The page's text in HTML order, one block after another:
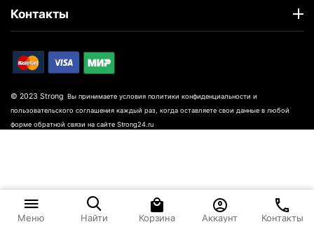
Контакты
© 2023 Strong Вы принимаете условия политики конфиденциальности и
пользовательского соглашения каждый раз, когда оставляете свои данные в любой
форме обратной связи на сайте Strong24.ru
Меню Найти Корзина Аккаунт Контакты